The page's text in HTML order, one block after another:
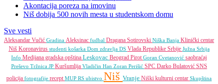
Akontacija poreza na imovinu
Niš dobija 500 novih mesta u studentskom domu
Sve vesti
Aleksandar Vučić Gradina Aleksinac fudbal Dragana Sotirovski Niška Banja Klinički centar
Niš Koronavirus studenti košarka Dom zdravlja DS Vlada Republike Srbije Južna Srbija
Info Medijana gradska opština Leskovac Beograd PirotGoran Cvetanović saobraćaj
Preševo Tržnica JP Kuršumlija Vladičin Han Zoran Perišić SPC Darko Bulatović SNS
policija fotografije receptMUP RS ubistvo Niš Vranje Niški kulturni centar Skupština